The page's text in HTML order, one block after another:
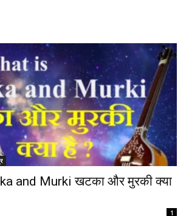
and Murki खटका और मुरकी क्या
1